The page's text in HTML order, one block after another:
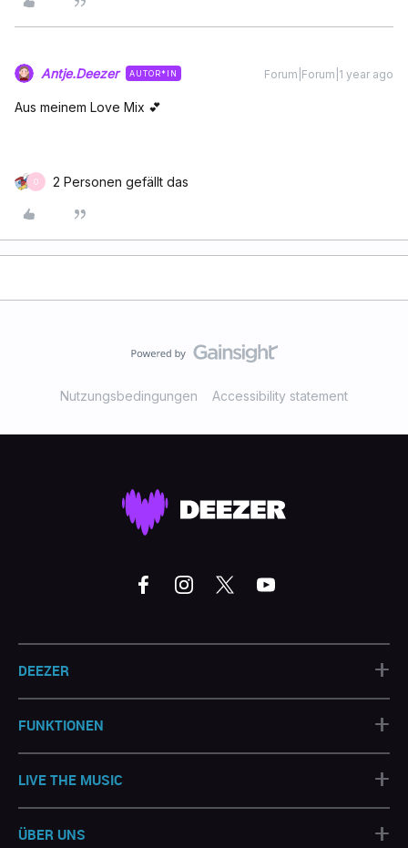
Antje.Deezer AUTOR*IN Forum|Forum|1 year ago
Aus meinem Love Mix 💕
O 2 Personen gefällt das
Nutzungsbedingungen Accessibility statement
DEEZER +
FUNKTIONEN +
LIVE THE MUSIC +
ÜBER UNS +